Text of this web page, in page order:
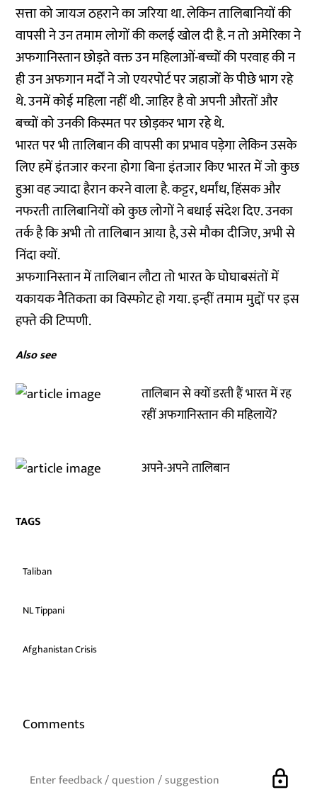
सत्ता को जायज ठहराने का जरिया था. लेकिन तालिबानियों की
वापसी ने उन तमाम लोगों की कलई खोल दी है. न तो अमेरिका ने
अफगानिस्तान छोड़ते वक्त उन महिलाओं-बच्चों की परवाह की न
ही उन अफगान मर्दों ने जो एयरपोर्ट पर जहाजों के पीछे भाग रहे
थे. उनमें कोई महिला नहीं थी. जाहिर है वो अपनी औरतों और
बच्चों को उनकी किस्मत पर छोड़कर भाग रहे थे.
भारत पर भी तालिबान की वापसी का प्रभाव पड़ेगा लेकिन उसके
लिए हमें इंतजार करना होगा बिना इंतजार किए भारत में जो कुछ
हुआ वह ज्यादा हैरान करने वाला है. कट्टर, धर्मांध, हिंसक और
नफरती तालिबानियों को कुछ लोगों ने बधाई संदेश दिए. उनका
तर्क है कि अभी तो तालिबान आया है, उसे मौका दीजिए, अभी से
निंदा क्यों.
अफगानिस्तान में तालिबान लौटा तो भारत के घोघाबसंतों में
यकायक नैतिकता का विस्फोट हो गया. इन्हीं तमाम मुद्दों पर इस
हफ्ते की टिप्पणी.
Also see
तालिबान से क्यों डरती हैं भारत में रह
रहीं अफगानिस्तान की महिलायें?
अपने-अपने तालिबान
TAGS
Taliban
NL Tippani
Afghanistan Crisis
Comments
lock